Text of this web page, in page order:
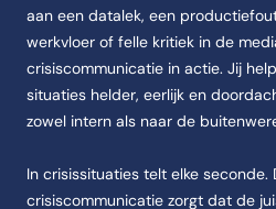
aan een datalek, een
werkvloer of felle kritiek in de
crisiscommunicatie in actie. Jij
situaties helder, eerlijk en
zowel intern als naar de
In crisissituaties telt elke seconde.
crisiscommunicatie zorgt dat de